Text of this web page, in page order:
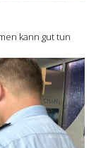
kann gut tun